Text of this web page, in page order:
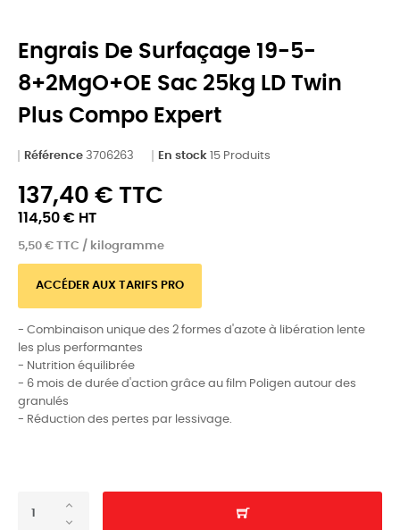
Engrais De Surfaçage 19-5-
8+2MgO+OE Sac 25kg LD Twin
Plus Compo Expert
Référence 3706263 En stock 15 Produits
137,40 € TTC
114,50 € HT
5,50 € TTC / kilogramme
ACCÉDER AUX TARIFS PRO
- Combinaison unique des 2 formes d'azote à libération lente
les plus performantes
- Nutrition équilibrée
- 6 mois de durée d'action grâce au film Poligen autour des
granulés
- Réduction des pertes par lessivage.